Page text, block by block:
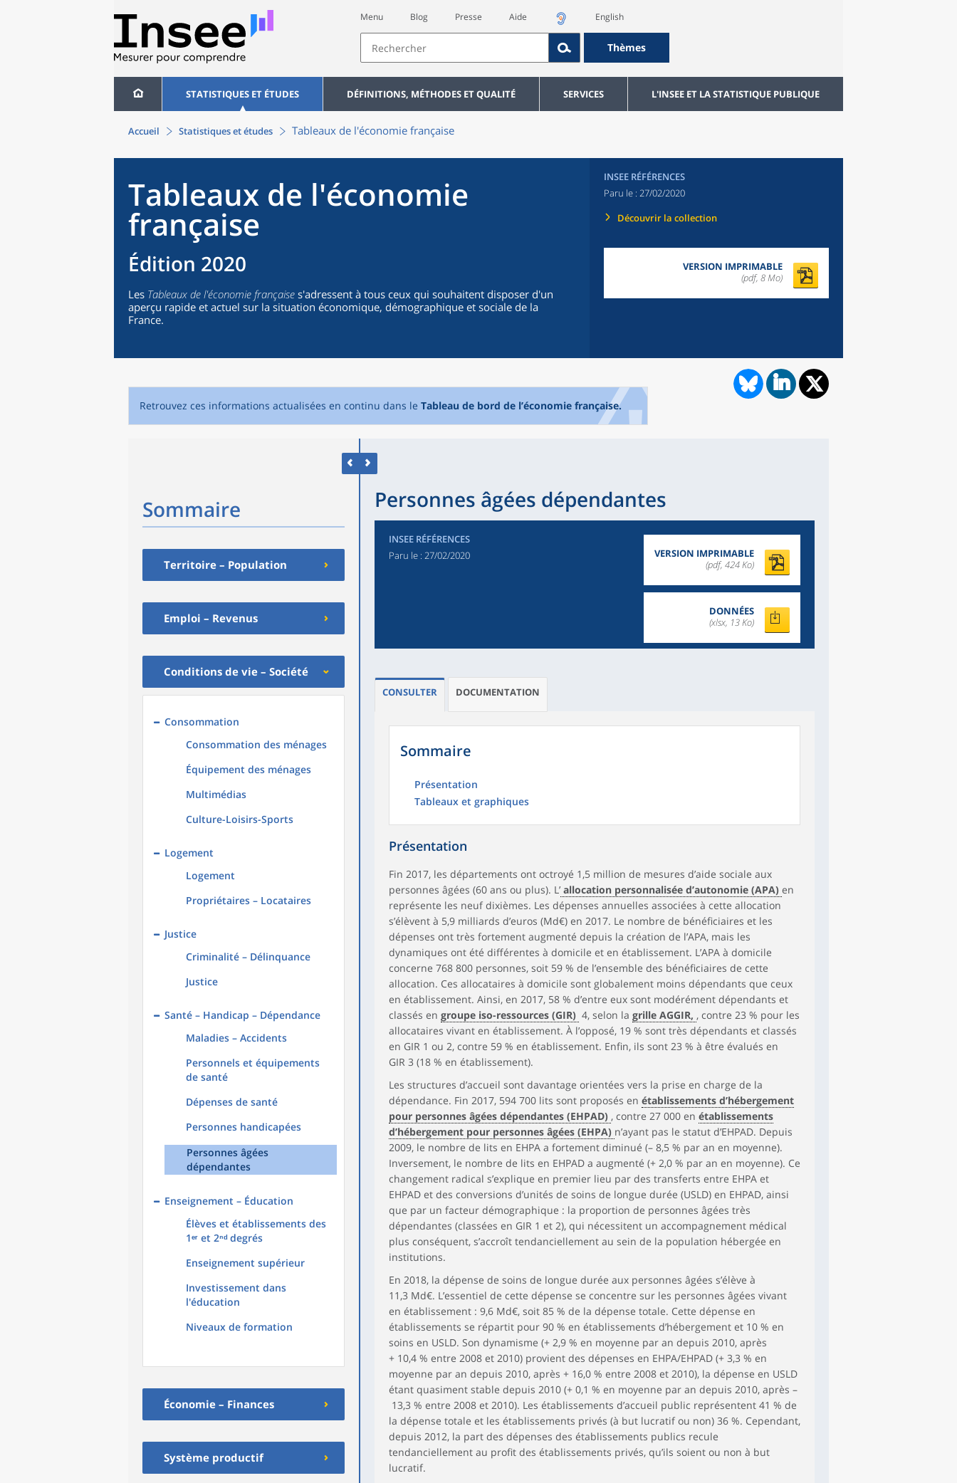
Menu Blog Presse Aide English
Thèmes
STATISTIQUES ET ÉTUDES DÉFINITIONS, MÉTHODES ET QUALITÉ SERVICES L'INSEE ET LA STATISTIQUE PUBLIQUE
Accueil Statistiques et études Tableaux de l'économie française
Tableaux de l'économie
française
Édition 2020
Les Tableaux de l'économie française s'adressent à tous ceux qui souhaitent disposer d'un
aperçu rapide et actuel sur la situation économique, démographique et sociale de la
France.
INSEE RÉFÉRENCES
Paru le : 27/02/2020
Découvrir la collection
VERSION IMPRIMABLE
(pdf, 8 Mo)
Retrouvez ces informations actualisées en continu dans le Tableau de bord de l’économie française.
Sommaire
Territoire – Population
Emploi – Revenus
Conditions de vie – Société
Consommation
Consommation des ménages
Équipement des ménages
Multimédias
Culture-Loisirs-Sports
Logement
Logement
Propriétaires – Locataires
Justice
Criminalité – Délinquance
Justice
Santé – Handicap – Dépendance
Maladies – Accidents
Personnels et équipements
de santé
Dépenses de santé
Personnes handicapées
Personnes âgées
dépendantes
Enseignement – Éducation
Élèves et établissements des
1ᵉʳ et 2ⁿᵈ degrés
Enseignement supérieur
Investissement dans
l'éducation
Niveaux de formation
Économie – Finances
Système productif
Personnes âgées dépendantes
INSEE RÉFÉRENCES
Paru le : 27/02/2020
VERSION IMPRIMABLE
(pdf, 424 Ko)
DONNÉES
(xlsx, 13 Ko)
CONSULTER DOCUMENTATION
Sommaire
Présentation
Tableaux et graphiques
Présentation
Fin 2017, les départements ont octroyé 1,5 million de mesures d’aide sociale aux
personnes âgées (60 ans ou plus). L’ allocation personnalisée d’autonomie (APA) en
représente les neuf dixièmes. Les dépenses annuelles associées à cette allocation
s’élèvent à 5,9 milliards d’euros (Md€) en 2017. Le nombre de bénéficiaires et les
dépenses ont très fortement augmenté depuis la création de l’APA, mais les
dynamiques ont été différentes à domicile et en établissement. L’APA à domicile
concerne 768 800 personnes, soit 59 % de l’ensemble des bénéficiaires de cette
allocation. Ces allocataires à domicile sont globalement moins dépendants que ceux
en établissement. Ainsi, en 2017, 58 % d’entre eux sont modérément dépendants et
classés en groupe iso-ressources (GIR) 4, selon la grille AGGIR, , contre 23 % pour les
allocataires vivant en établissement. À l’opposé, 19 % sont très dépendants et classés
en GIR 1 ou 2, contre 59 % en établissement. Enfin, ils sont 23 % à être évalués en
GIR 3 (18 % en établissement).
Les structures d’accueil sont davantage orientées vers la prise en charge de la
dépendance. Fin 2017, 594 700 lits sont proposés en établissements d’hébergement
pour personnes âgées dépendantes (EHPAD) , contre 27 000 en établissements
d’hébergement pour personnes âgées (EHPA) n’ayant pas le statut d’EHPAD. Depuis
2009, le nombre de lits en EHPA a fortement diminué (– 8,5 % par an en moyenne).
Inversement, le nombre de lits en EHPAD a augmenté (+ 2,0 % par an en moyenne). Ce
changement radical s’explique en premier lieu par des transferts entre EHPA et
EHPAD et des conversions d’unités de soins de longue durée (USLD) en EHPAD, ainsi
que par un facteur démographique : la proportion de personnes âgées très
dépendantes (classées en GIR 1 et 2), qui nécessitent un accompagnement médical
plus conséquent, s’accroît tendanciellement au sein de la population hébergée en
institutions.
En 2018, la dépense de soins de longue durée aux personnes âgées s’élève à
11,3 Md€. L’essentiel de cette dépense se concentre sur les personnes âgées vivant
en établissement : 9,6 Md€, soit 85 % de la dépense totale. Cette dépense en
établissements se répartit pour 90 % en établissements d’hébergement et 10 % en
soins en USLD. Son dynamisme (+ 2,9 % en moyenne par an depuis 2010, après
+ 10,4 % entre 2008 et 2010) provient des dépenses en EHPA/EHPAD (+ 3,3 % en
moyenne par an depuis 2010, après + 16,0 % entre 2008 et 2010), la dépense en USLD
étant quasiment stable depuis 2010 (+ 0,1 % en moyenne par an depuis 2010, après –
13,3 % entre 2008 et 2010). Les établissements d’accueil public représentent 41 % de
la dépense totale et les établissements privés (à but lucratif ou non) 36 %. Cependant,
depuis 2012, la part des dépenses des établissements publics recule
tendanciellement au profit des établissements privés, qu’ils soient ou non à but
lucratif.